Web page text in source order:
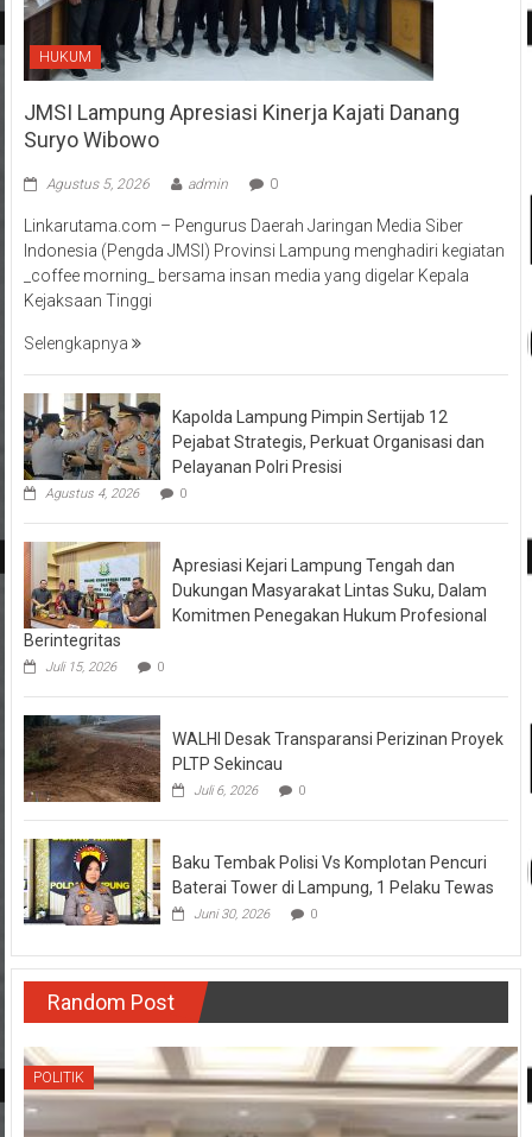
HUKUM
JMSI Lampung Apresiasi Kinerja Kajati Danang
Suryo Wibowo
Agustus 5, 2026 admin 0
Linkarutama.com – Pengurus Daerah Jaringan Media Siber
Indonesia (Pengda JMSI) Provinsi Lampung menghadiri kegiatan
_coffee morning_ bersama insan media yang digelar Kepala
Kejaksaan Tinggi
Selengkapnya
Kapolda Lampung Pimpin Sertijab 12
Pejabat Strategis, Perkuat Organisasi dan
Pelayanan Polri Presisi
Agustus 4, 2026 0
Apresiasi Kejari Lampung Tengah dan
Dukungan Masyarakat Lintas Suku, Dalam
Komitmen Penegakan Hukum Profesional
Berintegritas
Juli 15, 2026 0
WALHI Desak Transparansi Perizinan Proyek
PLTP Sekincau
Juli 6, 2026 0
Baku Tembak Polisi Vs Komplotan Pencuri
Baterai Tower di Lampung, 1 Pelaku Tewas
Juni 30, 2026 0
Random Post
POLITIK